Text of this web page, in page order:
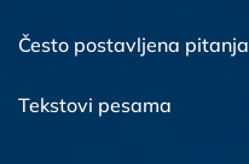
Često postavljena pitanja
Tekstovi pesama